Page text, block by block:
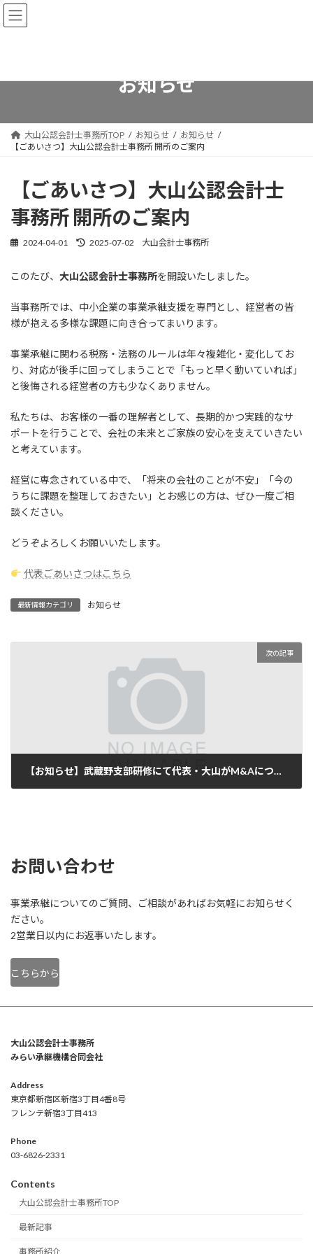
コ
ン
ナ
ビ
お知らせ
大山公認会計士事務所TOP お知らせ
お知らせ
【ごあいさつ】大山公認会計士事務所 開所のご案内
【ごあいさつ】大山公認会計士
事務所 開所のご案内
2024-04-01
最
新
時
:
2025-07-02 大山会計士事務所
このたび、 大山公認会計士事務所を開設いたしました。
当事務所では、中小企業の事業承継支援を専門とし、経営者の皆
様が抱える多様な課題に向き合ってまいります。
事業承継に関わる税務・法務のルールは年々複雑化・変化してお
り、対応が後手に回ってしまうことで「もっと早く動いていれば」
と後悔される経営者の方も少なくありません。
私たちは、お客様の一番の理解者として、長期的かつ実践的なサ
ポートを行うことで、会社の未来とご家族の安心を支えていきたい
と考えています。
経営に専念されている中で、「将来の会社のことが不安」「今の
うちに課題を整理しておきたい」とお感じの方は、ぜひ一度ご相
談ください。
どうぞよろしくお願いいたします。
代表ごあいさつはこちら
最新情報カテゴリ お知らせ
次の記事
【お知らせ】武蔵野支部研修にて代表・大山がM&Aについての講義を行いました
お問い合わせ
事業承継についてのご質問、ご相談があればお気軽にお知らせく
ださい。
2営業日以内にお返事いたします。
こちらから
大山公認会計士事務所
みらい承継機構合同会社
Address
東京都新宿区新宿3丁目4番8号
フレンテ新宿3丁目413
Phone
03-6826-2331
Contents
大山公認会計士事務所TOP
最新記事
事務所紹介